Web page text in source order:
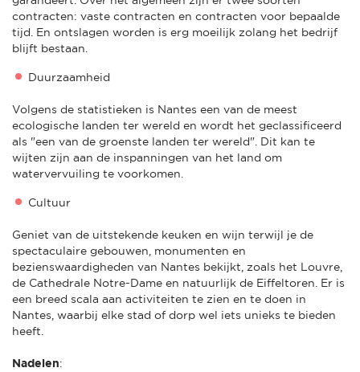
contracten: vaste contracten en contracten voor bepaalde
tijd. En ontslagen worden is erg moeilijk zolang het bedrijf
blijft bestaan.
Duurzaamheid
Volgens de statistieken is Nantes een van de meest
ecologische landen ter wereld en wordt het geclassificeerd
als "een van de groenste landen ter wereld". Dit kan te
wijten zijn aan de inspanningen van het land om
watervervuiling te voorkomen.
Cultuur
Geniet van de uitstekende keuken en wijn terwijl je de
spectaculaire gebouwen, monumenten en
bezienswaardigheden van Nantes bekijkt, zoals het Louvre,
de Cathedrale Notre-Dame en natuurlijk de Eiffeltoren. Er is
een breed scala aan activiteiten te zien en te doen in
Nantes, waarbij elke stad of dorp wel iets unieks te bieden
heeft.
Nadelen: